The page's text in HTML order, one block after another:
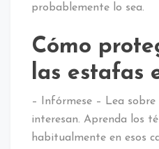
probablemente lo sea.
Cómo
las estafas
– Infórmese – Lea
interesan. Aprenda los
habitualmente en esos